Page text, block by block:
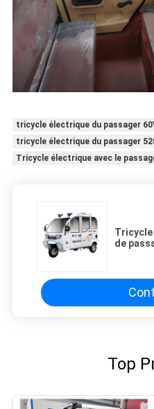
tricycle électrique du passager
tricycle électrique du passager
Tricycle électrique avec le
de
Top